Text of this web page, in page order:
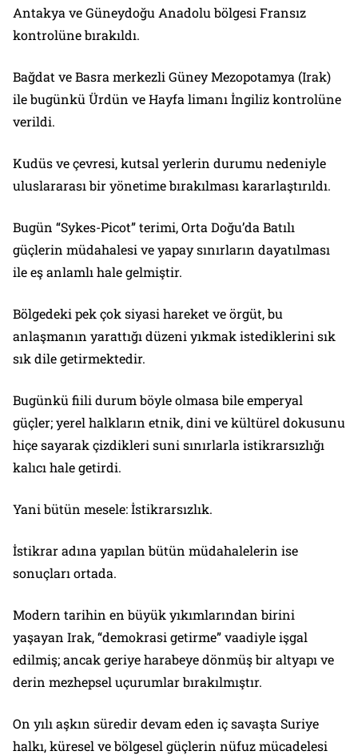
Antakya ve Güneydoğu Anadolu bölgesi Fransız
kontrolüne bırakıldı.
Bağdat ve Basra merkezli Güney Mezopotamya (Irak)
ile bugünkü Ürdün ve Hayfa limanı İngiliz kontrolüne
verildi.
Kudüs ve çevresi, kutsal yerlerin durumu nedeniyle
uluslararası bir yönetime bırakılması kararlaştırıldı.
Bugün “Sykes-Picot” terimi, Orta Doğu’da Batılı
güçlerin müdahalesi ve yapay sınırların dayatılması
ile eş anlamlı hale gelmiştir.
Bölgedeki pek çok siyasi hareket ve örgüt, bu
anlaşmanın yarattığı düzeni yıkmak istediklerini sık
sık dile getirmektedir.
Bugünkü fiili durum böyle olmasa bile emperyal
güçler; yerel halkların etnik, dini ve kültürel dokusunu
hiçe sayarak çizdikleri suni sınırlarla istikrarsızlığı
kalıcı hale getirdi.
Yani bütün mesele: İstikrarsızlık.
İstikrar adına yapılan bütün müdahalelerin ise
sonuçları ortada.
Modern tarihin en büyük yıkımlarından birini
yaşayan Irak, “demokrasi getirme” vaadiyle işgal
edilmiş; ancak geriye harabeye dönmüş bir altyapı ve
derin mezhepsel uçurumlar bırakılmıştır.
On yılı aşkın süredir devam eden iç savaşta Suriye
halkı, küresel ve bölgesel güçlerin nüfuz mücadelesi